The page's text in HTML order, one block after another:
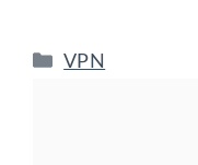
Catégories
VPN